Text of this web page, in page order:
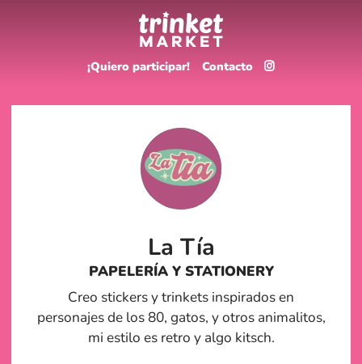
¡Quiero participar! Contacto
La Tía
PAPELERÍA Y STATIONERY
Creo stickers y trinkets inspirados en
personajes de los 80, gatos, y otros animalitos,
mi estilo es retro y algo kitsch.